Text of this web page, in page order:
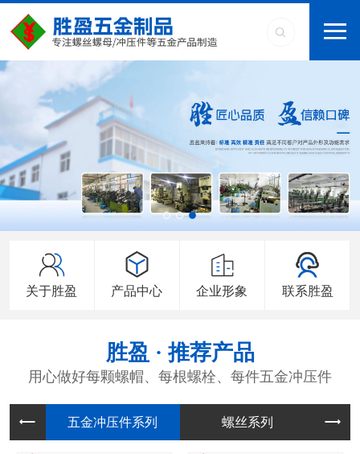
关于胜盈 产品中心 企业形象 联系胜盈
胜盈 · 推荐产品
用心做好每颗螺帽、每根螺栓、每件五金冲压件
五金冲压 螺丝系列